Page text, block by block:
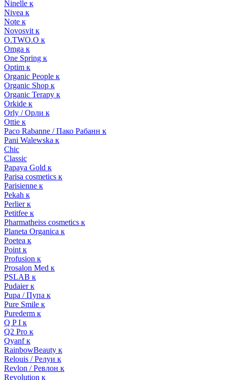
Ninelle к
Nivea к
Note к
Novosvit к
O.TWO.O к
Omga к
One Spring к
Optim к
Organic People к
Organic Shop к
Organic Terapy к
Orkide к
Orly / Орли к
Ottie к
Paco Rabanne / Пако Рабанн к
Pani Walewska к
Chic
Classic
Papaya Gold к
Parisa cosmetics к
Parisienne к
Pekah к
Perlier к
Petitfee к
Pharmatheiss cosmetics к
Planeta Organica к
Poetea к
Point к
Profusion к
Prosalon Med к
PSLAB к
Pudaier к
Pupa / Пупа к
Pure Smile к
Purederm к
Q P I к
Q2 Pro к
Qyanf к
RainbowBeauty к
Relouis / Релуи к
Revlon / Ревлон к
Revolution к